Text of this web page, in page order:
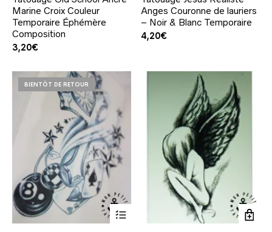
Marine Croix Couleur
Temporaire Éphémère
Composition
3,20€
Anges Couronne de lauriers
– Noir & Blanc Temporaire
4,20€
BIENTÔT DE RETOUR